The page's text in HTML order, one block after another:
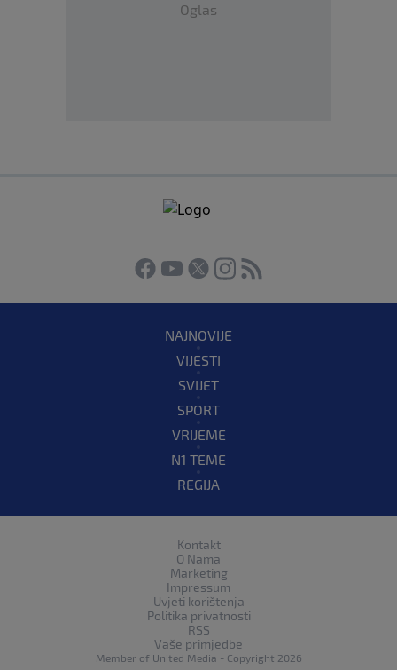
Oglas
NAJNOVIJE
VIJESTI
SVIJET
SPORT
VRIJEME
N1 TEME
REGIJA
Kontakt
O Nama
Marketing
Impressum
Uvjeti korištenja
Politika privatnosti
RSS
Vaše primjedbe
Member of United Media - Copyright 2026